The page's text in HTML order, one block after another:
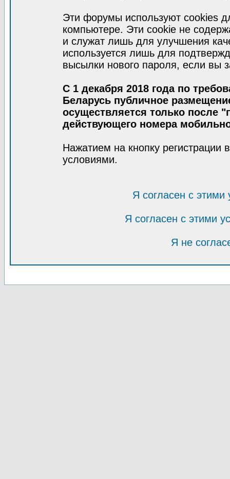
Эти форумы используют cookies
компьютере. Эти cookie не
и служат лишь для улучшения
используется лишь для
высылки нового пароля, если вы
С 1 декабря 2018 года по
Беларусь публичное
осуществляется только после
действующего номера
Нажатием на кнопку регистрации
условиями.
Я согласен с
Я согласен с этими
Я не